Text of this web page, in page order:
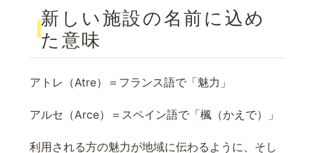
新しい施設の名前に込め
た意味
アトレ（Atre）＝フランス語で「魅力」
アルセ（Arce）＝スペイン語で「楓（かえで）」
利用される方の魅力が地域に伝わるように、そし